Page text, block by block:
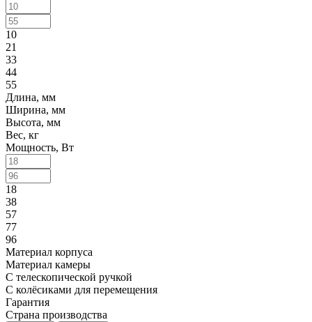
10
21
33
44
55
Длина, мм
Ширина, мм
Высота, мм
Вес, кг
Мощность, Вт
18
38
57
77
96
Материал корпуса
Материал камеры
С телескопической ручкой
С колёсиками для перемещения
Гарантия
Страна производства